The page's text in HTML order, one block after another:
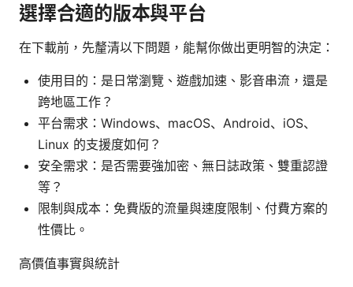
選擇合適的版本與平台
在下載前，先釐清以下問題，能幫你做出更明智的決定：
使用目的：是日常瀏覽、遊戲加速、影音串流，還是
跨地區工作？
平台需求：Windows、macOS、Android、iOS、
Linux 的支援度如何？
安全需求：是否需要強加密、無日誌政策、雙重認證
等？
限制與成本：免費版的流量與速度限制、付費方案的
性價比。
高價值事實與統計